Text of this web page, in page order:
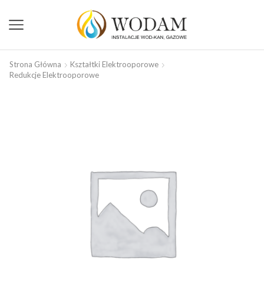
Strona Główna
Kształtki Elektrooporowe
Redukcje Elektrooporowe